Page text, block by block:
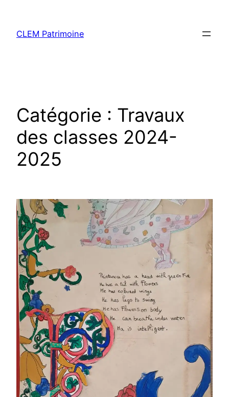
CLEM Patrimoine
Catégorie : Travaux
des classes 2024-
2025